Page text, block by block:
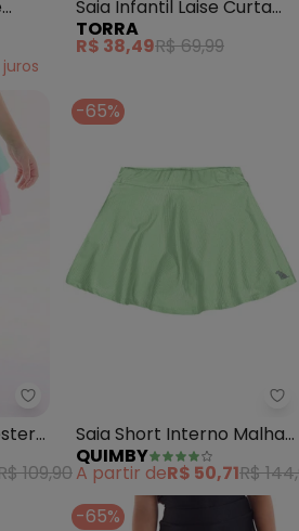
juros
Saia Infantil Laise Curta
com Babado (Branca)
TORRA
R$ 38,49R$ 69,99
Up Baby - Saia Infantil em
109,90
-65%
Saia Short Interno Malha
Leve (Verde)
QUIMBY
A partir deR$ 50,71R$
-65%